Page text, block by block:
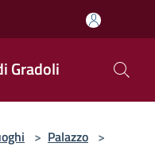
Gradoli
> Palazzo >